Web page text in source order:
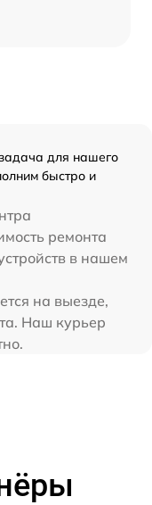
для нашего
быстро и
ремонта
в нашем
на выезде,
Наш курьер